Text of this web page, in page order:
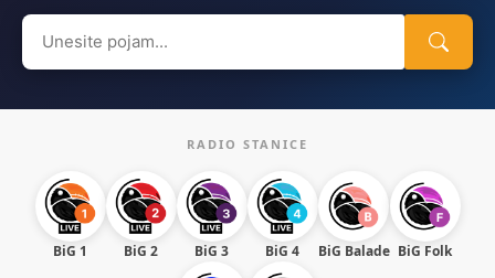
Search
for:
RADIO STANICE
BiG 1 BiG 2 BiG 3 BiG 4 BiG Balade BiG Folk